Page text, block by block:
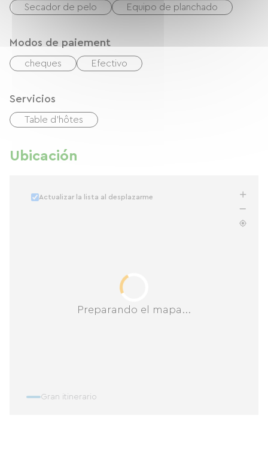
Secador de pelo
Equipo de planchado
Modos de paiement
cheques Efectivo
Servicios
Table d'hôtes
Ubicación
Preparando el mapa...
Actualizar la lista al desplazarme
Gran itinerario